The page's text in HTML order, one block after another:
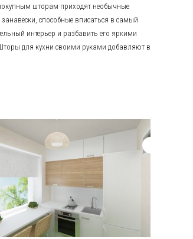
шторам приходят необычные
занавески, способные вписаться в самый
интерьер и разбавить его яркими
для кухни своими руками добавляют в